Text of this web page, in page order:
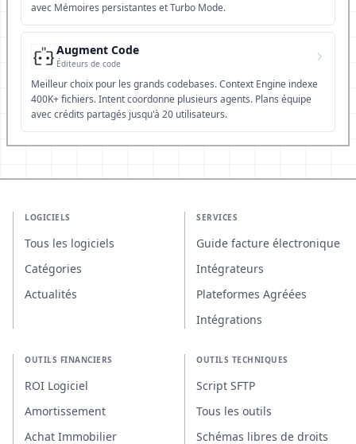
avec Mémoires persistantes et Turbo Mode.
Augment Code
Éditeurs de code
Meilleur choix pour les grands codebases. Context Engine indexe
400K+ fichiers. Intent coordonne plusieurs agents. Plans équipe
avec crédits partagés jusqu'à 20 utilisateurs.
LOGICIELS
Tous les logiciels
Catégories
Actualités
SERVICES
Guide facture électronique
Intégrateurs
Plateformes Agréées
Intégrations
OUTILS FINANCIERS
ROI Logiciel
Amortissement
Achat Immobilier
OUTILS TECHNIQUES
Script SFTP
Tous les outils
Schémas libres de droits